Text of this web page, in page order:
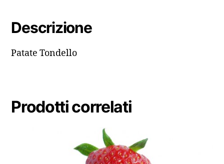
Descrizione
Patate Tondello
Prodotti correlati